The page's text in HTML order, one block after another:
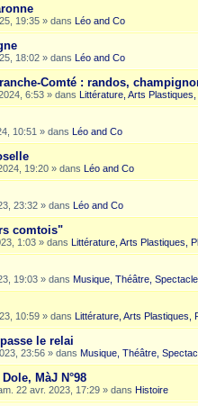
19:35 » dans Léo and Co
18:02 » dans Léo and Co
Comté : randos,
6:53 » dans Littérature, Arts Plastiques,
10:51 » dans Léo and Co
19:20 » dans Léo and Co
23:32 » dans Léo and Co
comtois"
1:03 » dans Littérature, Arts Plastiques,
19:03 » dans Musique, Théâtre,
10:59 » dans Littérature, Arts Plastiques,
le relai
23:56 » dans Musique, Théâtre,
MàJ N°98
22 avr. 2023, 17:29 » dans Histoire